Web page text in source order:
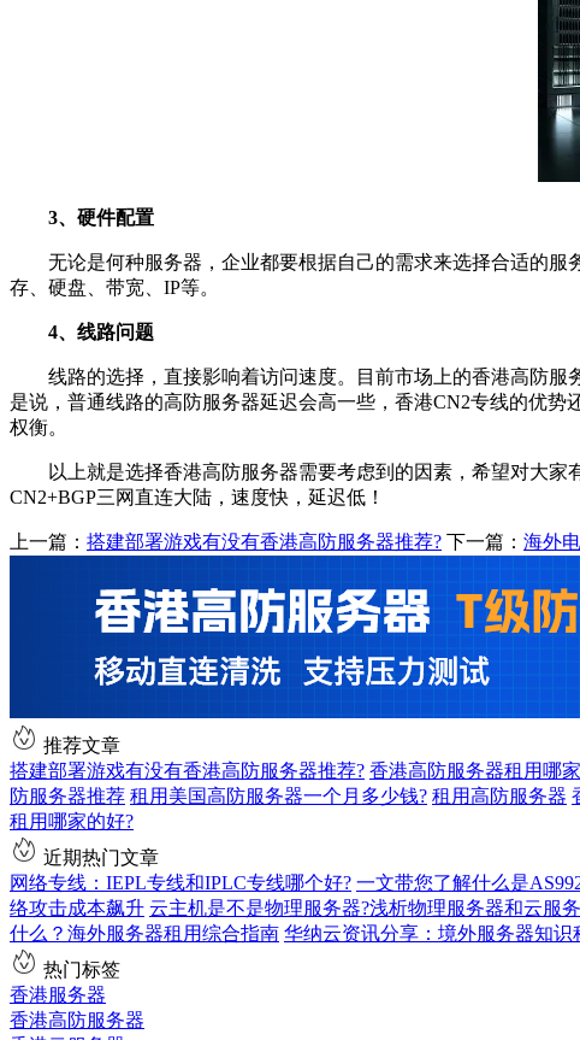
3、硬件配置
无论是何种服务器，企业都要根据自己的需求来选择合适的服
存、硬盘、带宽、IP等。
4、线路问题
线路的选择，直接影响着访问速度。目前市场上的香港高防服
是说，普通线路的高防服务器延迟会高一些，香港CN2专线的优
权衡。
以上就是选择香港高防服务器需要考虑到的因素，希望对大家
CN2+BGP三网直连大陆，速度快，延迟低！
上一篇： 搭建部署游戏有没有香港高防服务器推荐? 下一篇： 海外
推荐文章
搭建部署游戏有没有香港高防服务器推荐? 香港高防服务器租用哪
防服务器推荐 租用美国高防服务器一个月多少钱? 租用高防服务器
租用哪家的好?
近期热门文章
网络专线：IEPL专线和IPLC专线哪个好? 一文带您了解什么是
络攻击成本飙升 云主机是不是物理服务器?浅析物理服务器和云服
什么？海外服务器租用综合指南 华纳云资讯分享：境外服务器知识
热门标签
香港服务器
香港高防服务器